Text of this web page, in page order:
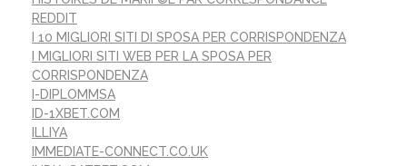
REDDIT
I 10 MIGLIORI SITI DI SPOSA PER CORRISPONDENZA
I MIGLIORI SITI WEB PER LA SPOSA PER
CORRISPONDENZA
I-DIPLOMMSA
ID-1XBET.COM
ILLIYA
IMMEDIATE-CONNECT.CO.UK